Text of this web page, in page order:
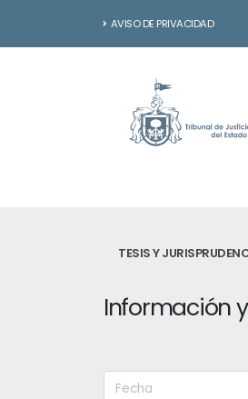
AVISO DE PRIVACIDAD
TESIS Y
Información